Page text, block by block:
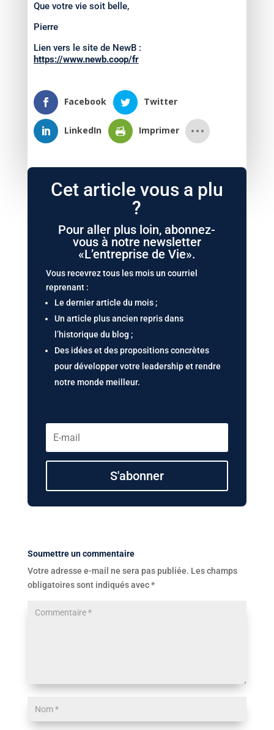
Que votre vie soit belle,
Pierre
Lien vers le site de NewB :
https://www.newb.coop/fr
Facebook Twitter
LinkedIn Imprimer
Cet article vous a plu
?
Pour aller plus loin, abonnez-
vous à notre newsletter
«L’entreprise de Vie».
Vous recevrez tous les mois un courriel
reprenant :
Le dernier article du mois ;
Un article plus ancien repris dans
l’historique du blog ;
Des idées et des propositions concrètes
pour développer votre leadership et rendre
notre monde meilleur.
S'abonner
Soumettre un commentaire
Votre adresse e-mail ne sera pas publiée. Les champs
obligatoires sont indiqués avec*